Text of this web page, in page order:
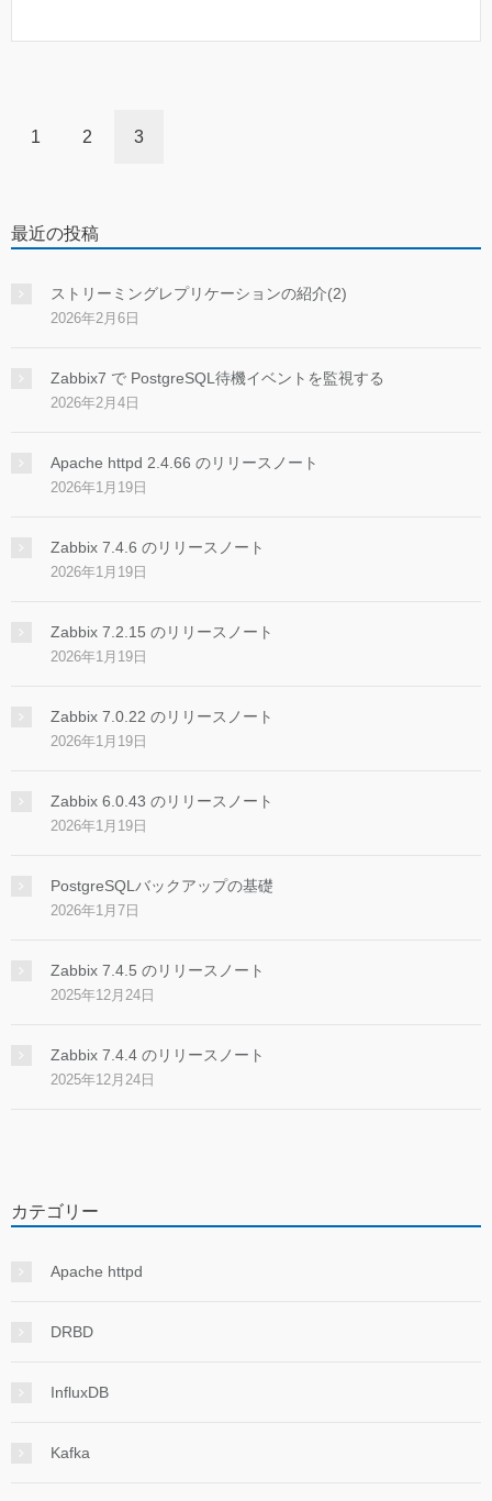
1 2 3
最近の投稿
ストリーミングレプリケーションの紹介(2)
2026年2月6日
Zabbix7 で PostgreSQL待機イベントを監視する
2026年2月4日
Apache httpd 2.4.66 のリリースノート
2026年1月19日
Zabbix 7.4.6 のリリースノート
2026年1月19日
Zabbix 7.2.15 のリリースノート
2026年1月19日
Zabbix 7.0.22 のリリースノート
2026年1月19日
Zabbix 6.0.43 のリリースノート
2026年1月19日
PostgreSQLバックアップの基礎
2026年1月7日
Zabbix 7.4.5 のリリースノート
2025年12月24日
Zabbix 7.4.4 のリリースノート
2025年12月24日
カテゴリー
Apache httpd
DRBD
InfluxDB
Kafka